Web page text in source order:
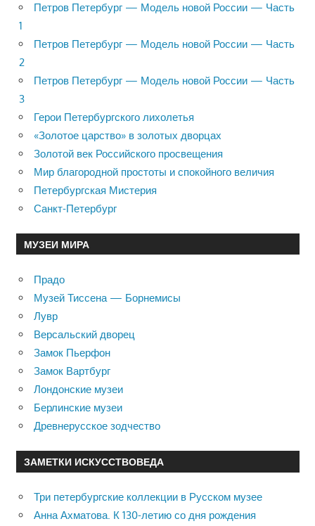
Петров Петербург — Модель новой России — Часть
1
Петров Петербург — Модель новой России — Часть
2
Петров Петербург — Модель новой России — Часть
3
Герои Петербургского лихолетья
«Золотое царство» в золотых дворцах
Золотой век Российского просвещения
Мир благородной простоты и спокойного величия
Петербургская Мистерия
Санкт-Петербург
МУЗЕИ МИРА
Прадо
Музей Тиссена — Борнемисы
Лувр
Версальский дворец
Замок Пьерфон
Замок Вартбург
Лондонские музеи
Берлинские музеи
Древнерусское зодчество
ЗАМЕТКИ ИСКУССТВОВЕДА
Три петербургские коллекции в Русском музее
Анна Ахматова. К 130-летию со дня рождения